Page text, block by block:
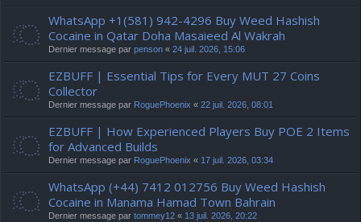
WhatsApp +1(581) 942-4296 Buy Weed Hashish
Cocaine in Qatar Doha Masaieed Al Wakrah
Dernier message par penson « 24 juil. 2026, 15:06
EZBUFF | Essential Tips for Every MUT 27 Coins
Collector
Dernier message par RoguePhoenix « 22 juil. 2026, 08:01
EZBUFF | How Experienced Players Buy POE 2 Items
for Advanced Builds
Dernier message par RoguePhoenix « 17 juil. 2026, 03:34
WhatsApp (+44) 7412 012756 Buy Weed Hashish
Cocaine in Manama Hamad Town Bahrain
Dernier message par tommey12 « 13 juil. 2026, 20:22